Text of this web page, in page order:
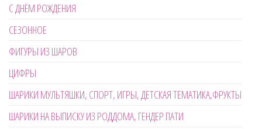
С ДНЁМ РОЖДЕНИЯ
СЕЗОННОЕ
ФИГУРЫ ИЗ ШАРОВ
ЦИФРЫ
ШАРИКИ МУЛЬТЯШКИ, СПОРТ, ИГРЫ, ДЕТСКАЯ ТЕМАТИКА,ФРУКТЫ
ШАРИКИ НА ВЫПИСКУ ИЗ РОДДОМА, ГЕНДЕР ПАТИ